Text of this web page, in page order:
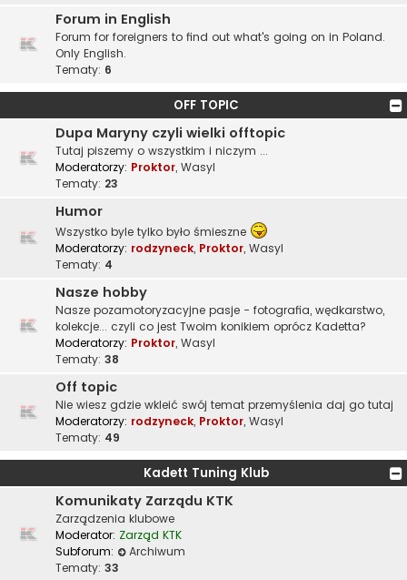
Forum in English
Forum for foreigners to find out what's going on in Poland.
Only English.
Tematy: 6
OFF TOPIC
Dupa Maryny czyli wielki offtopic
Tutaj piszemy o wszystkim i niczym ...
Moderatorzy: Proktor, Wasyl
Tematy: 23
Humor
Wszystko byle tylko było śmieszne
Moderatorzy: rodzyneck, Proktor, Wasyl
Tematy: 4
Nasze hobby
Nasze pozamotoryzacyjne pasje - fotografia, wędkarstwo,
kolekcje... czyli co jest Twoim konikiem oprócz Kadetta?
Moderatorzy: Proktor, Wasyl
Tematy: 38
Off topic
Nie wiesz gdzie wkleić swój temat przemyślenia daj go tutaj
Moderatorzy: rodzyneck, Proktor, Wasyl
Tematy: 49
Kadett Tuning Klub
Komunikaty Zarządu KTK
Zarządzenia klubowe
Moderator: Zarząd KTK
Subforum:
Archiwum
Tematy: 33